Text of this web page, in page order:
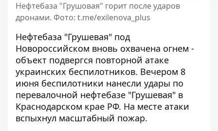
Нефтебаза "Грушовая" горит после ударов
дронами. Фото: t.me/exilenova_plus
Нефтебаза "Грушевая" под
Новороссийском вновь охвачена огнем -
объект подвергся повторной атаке
украинских беспилотников. Вечером 8
июня беспилотники нанесли удары по
перевалочной нефтебазе "Грушевая" в
Краснодарском крае РФ. На месте атаки
вспыхнул масштабный пожар.